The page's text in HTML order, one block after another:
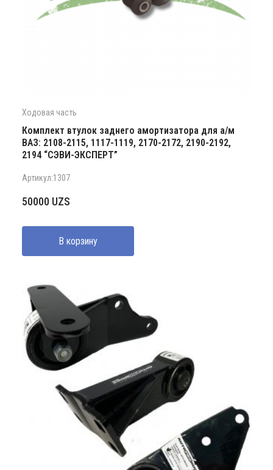
Ходовая часть
Комплект втулок заднего амортизатора для а/м
ВАЗ: 2108-2115, 1117-1119, 2170-2172, 2190-2192,
2194 “СЭВИ-ЭКСПЕРТ”
Артикул:1307
50000 UZS
В корзину